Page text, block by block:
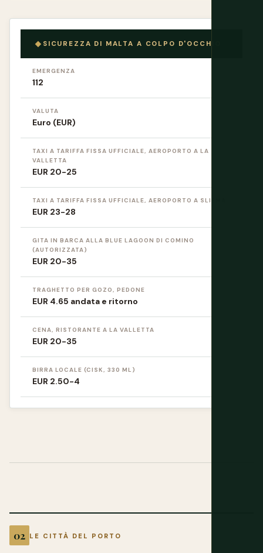
SICUREZZA DI MALTA A COLPO D'OCCHIO
EMERGENZA
112
VALUTA
Euro (EUR)
TAXI A TARIFFA FISSA UFFICIALE, AEROPORTO A LA
VALLETTA
EUR 20-25
TAXI A TARIFFA FISSA UFFICIALE, AEROPORTO A SLIEMA
EUR 23-28
GITA IN BARCA ALLA BLUE LAGOON DI COMINO
(AUTORIZZATA)
EUR 20-35
TRAGHETTO PER GOZO, PEDONE
EUR 4.65 andata e ritorno
CENA, RISTORANTE A LA VALLETTA
EUR 20-35
BIRRA LOCALE (CISK, 330 ML)
EUR 2.50-4
LE CITTÀ DEL PORTO